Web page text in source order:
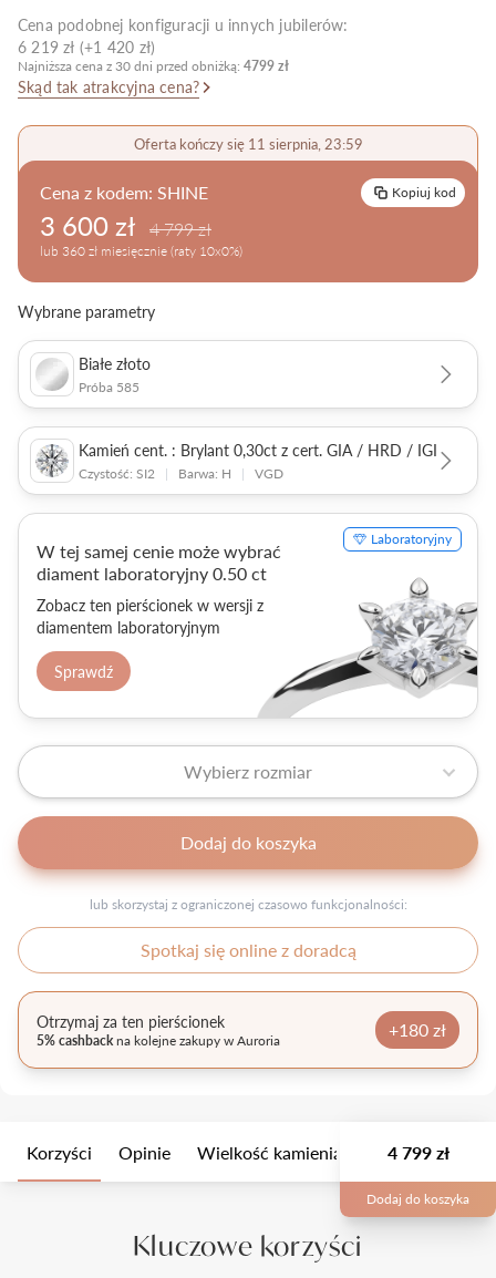
Pielęgnacja biżuterii
Cena podobnej konfiguracji u innych jubilerów:
6 219 zł (+1 420 zł)
Najniższa cena z 30 dni przed obniżką: 4799 zł
Skąd tak atrakcyjna cena?
Oferta kończy się 11 sierpnia, 23:59
Cena z kodem: SHINE Kopiuj kod
3 600 zł 4 799 zł
lub 360 zł miesięcznie (raty 10x0%)
Wybrane parametry
Białe złoto
Próba 585
Kamień cent. : Brylant 0,30ct z cert. GIA / HRD / IGI
Czystość: SI2 | Barwa: H | VGD
Laboratoryjny
W tej samej cenie może wybrać
diament laboratoryjny 0.50 ct
Zobacz ten pierścionek w wersji z
diamentem laboratoryjnym
Sprawdź
Wybierz rozmiar
Dodaj do koszyka
lub skorzystaj z ograniczonej czasowo funkcjonalności:
Spotkaj się online z doradcą
Otrzymaj za ten pierścionek
5% cashbackna kolejne zakupy w Auroria +180 zł
Korzyści Opinie Wielkość kamienia Opis
4 799 zł
Dodaj do koszyka
Kluczowe korzyści